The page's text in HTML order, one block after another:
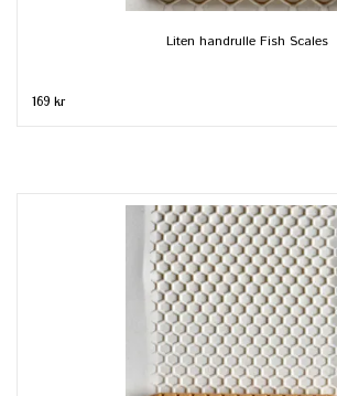
Liten handrulle Fish Scales
169 kr